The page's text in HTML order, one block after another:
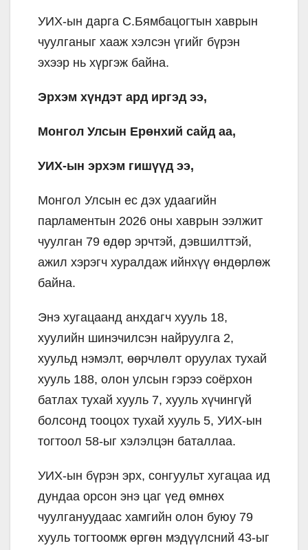
УИХ-ын дарга С.Бямбацогтын хаврын
чуулганыг хааж хэлсэн үгийг бүрэн
эхээр нь хүргэж байна.
Эрхэм хүндэт ард иргэд ээ,
Монгол Улсын Ерөнхий сайд аа,
УИХ-ын эрхэм гишүүд ээ,
Монгол Улсын ес дэх удаагийн
парламентын 2026 оны хаврын ээлжит
чуулган 79 өдөр эрчтэй, дэвшилттэй,
ажил хэрэгч хуралдаж ийнхүү өндөрлөж
байна.
Энэ хугацаанд анхдагч хууль 18,
хуулийн шинэчилсэн найруулга 2,
хуульд нэмэлт, өөрчлөлт оруулах тухай
хууль 188, олон улсын гэрээ соёрхон
батлах тухай хууль 7, хууль хүчингүй
болсонд тооцох тухай хууль 5, УИХ-ын
тогтоол 58-ыг хэлэлцэн баталлаа.
УИХ-ын бүрэн эрх, сонгуульт хугацаа ид
дундаа орсон энэ цаг үед өмнөх
чуулгануудаас хамгийн олон буюу 79
хууль тогтоомж өргөн мэдүүлсний 43-ыг